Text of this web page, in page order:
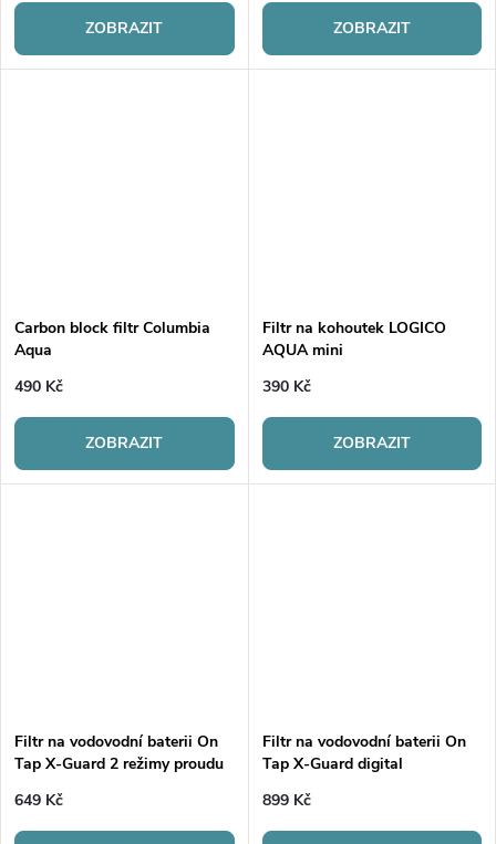
ZOBRAZIT ZOBRAZIT
Carbon block filtr Columbia
Aqua
490 Kč
ZOBRAZIT
Filtr na kohoutek LOGICO
AQUA mini
390 Kč
ZOBRAZIT
Filtr na vodovodní baterii On
Tap X-Guard 2 režimy proudu
649 Kč
Filtr na vodovodní baterii On
Tap X-Guard digital
899 Kč